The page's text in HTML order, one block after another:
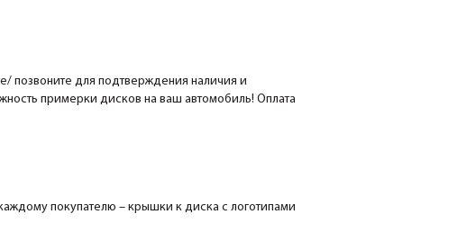
позвоните для подтверждения наличия и
примерки дисков на ваш автомобиль! Оплата
покупателю – крышки к диска с логотипами